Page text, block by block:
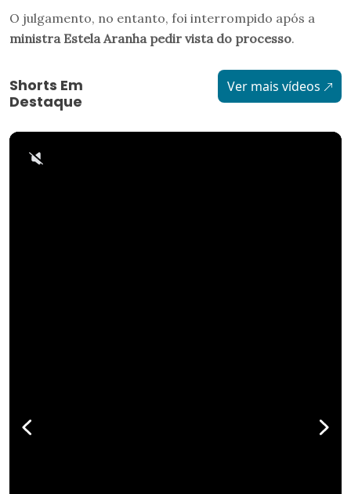
O julgamento, no entanto, foi interrompido após a
ministra Estela Aranha pedir vista do processo.
Shorts Em
Destaque
Ver mais vídeos